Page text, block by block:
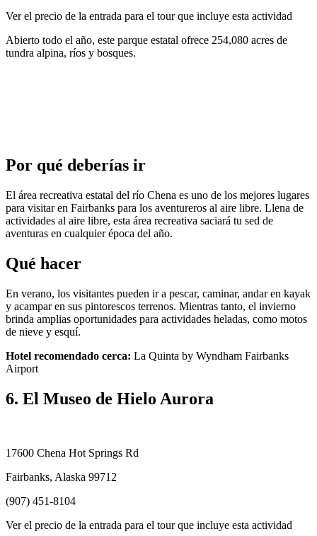
Ver el precio de la entrada para el tour que incluye esta actividad
Abierto todo el año, este parque estatal ofrece 254,080 acres de
tundra alpina, ríos y bosques.
Por qué deberías ir
El área recreativa estatal del río Chena es uno de los mejores lugares
para visitar en Fairbanks para los aventureros al aire libre. Llena de
actividades al aire libre, esta área recreativa saciará tu sed de
aventuras en cualquier época del año.
Qué hacer
En verano, los visitantes pueden ir a pescar, caminar, andar en kayak
y acampar en sus pintorescos terrenos. Mientras tanto, el invierno
brinda amplias oportunidades para actividades heladas, como motos
de nieve y esquí.
Hotel recomendado cerca: La Quinta by Wyndham Fairbanks
Airport
6. El Museo de Hielo Aurora
17600 Chena Hot Springs Rd
Fairbanks, Alaska 99712
(907) 451-8104
Ver el precio de la entrada para el tour que incluye esta actividad